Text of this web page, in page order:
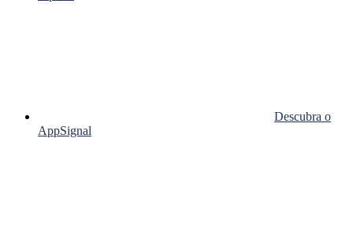
Descubra o
AppSignal